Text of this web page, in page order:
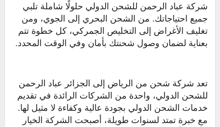
شركة عباد الرحمن للشحن الدولي حلولًا شاملة تلبي
جميع احتياجاتك. من الشحن البحري إلى الجوي، ومن
تغليف الأغراض إلى التخليص الجمركي، كل خطوة تتم
بعناية لضمان وصول شحنتك بأمان وفي الوقت المحدد.
تعد شركة شحن من الرياض إلى الجزائر عباد الرحمن
للشحن الدولي، واحدة من الشركات الرائدة في تقديم
خدمات الشحن الدولي بجودة عالية وكفاءة لا مثيل لها.
مع خبرة تمتد لسنوات طويلة، أصبحت الشركة الخيار